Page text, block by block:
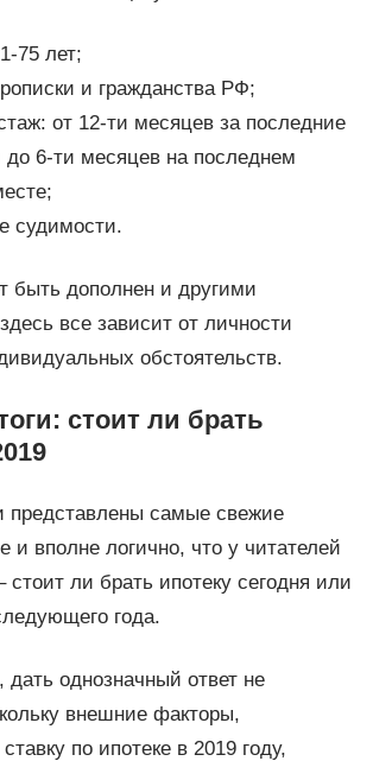
75 лет;
и гражданства РФ;
от 12-ти месяцев за последние
до 6-ти месяцев на последнем
судимости.
быть дополнен и другими
все зависит от личности
обстоятельств.
стоит ли брать
представлены самые свежие
и вполне логично, что у читателей
стоит ли брать ипотеку сегодня или
года.
однозначный ответ не
внешние факторы,
по ипотеке в 2019 году,